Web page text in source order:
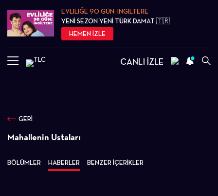
EVLİLİĞE 90 GÜN: İNGİLTERE
YENİ SEZON YENİ TÜRK DAMAT 🇹🇷
HEMEN İZLE
CANLI İZLE
GERİ
Mahallenin Ustaları
BÖLÜMLER HABERLER BENZER İÇERİKLER